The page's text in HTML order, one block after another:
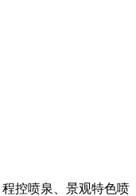
控喷泉、景观特色喷